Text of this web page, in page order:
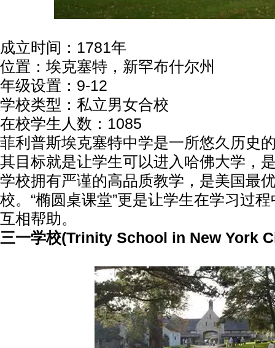
成立时间：1781年
位置：埃克塞特，新罕布什尔州
年级设置：9-12
学校类型：私立男女合校
在校学生人数：1085
菲利普斯埃克塞特中学是一所悠久历史
其目标就是让学生可以进入哈佛大学，
学校拥有严谨的高品质教学，是美国最
校。“椭圆桌课堂”更是让学生在学习过
互相帮助。
三一学校(Trinity School in New York